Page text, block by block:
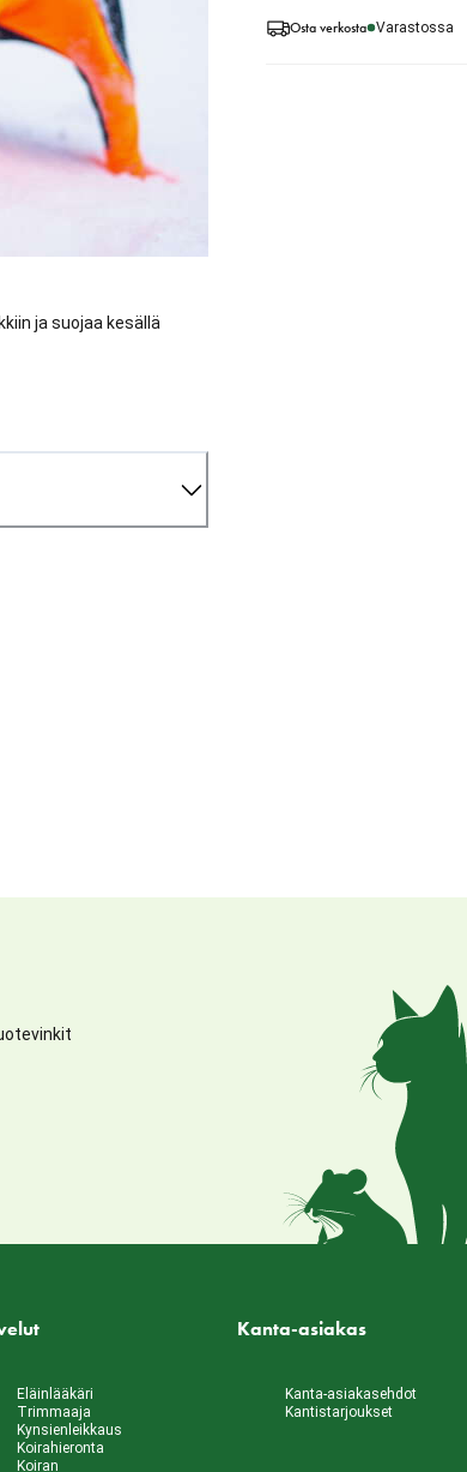
ja suojaa kesällä
Osta verkosta Varastossa
Eläinlääkäri
Trimmaaja
Kynsienleikkaus
Koirahieronta
Koiran
Kanta-asiakas
Kanta-asiakasehdot
Kantistarjoukset